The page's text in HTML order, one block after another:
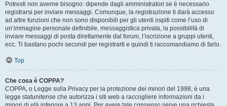
Potresti non averne bisogno: dipende dagli amministratori se è necessario
registrarsi per inviare messaggi. Comunque, la registrazione ti darà accesso
ad altre funzioni che non sono disponibili per gli utenti ospiti come l’uso di
un’immagine personale definibile, messaggistica privata, la possibilità di
inviare messaggi di posta direttamente dal forum, l’iscrizione a gruppi utenti,
ecc. Ti bastano pochi secondi per registrarti e quindi ti raccomandiamo di farlo.
Top
Che cosa è COPPA?
COPPA, o Legge sulla Privacy per la protezione dei minori del 1998, è una
legge statunitense che autorizza i siti web a raccogliere informazioni da i